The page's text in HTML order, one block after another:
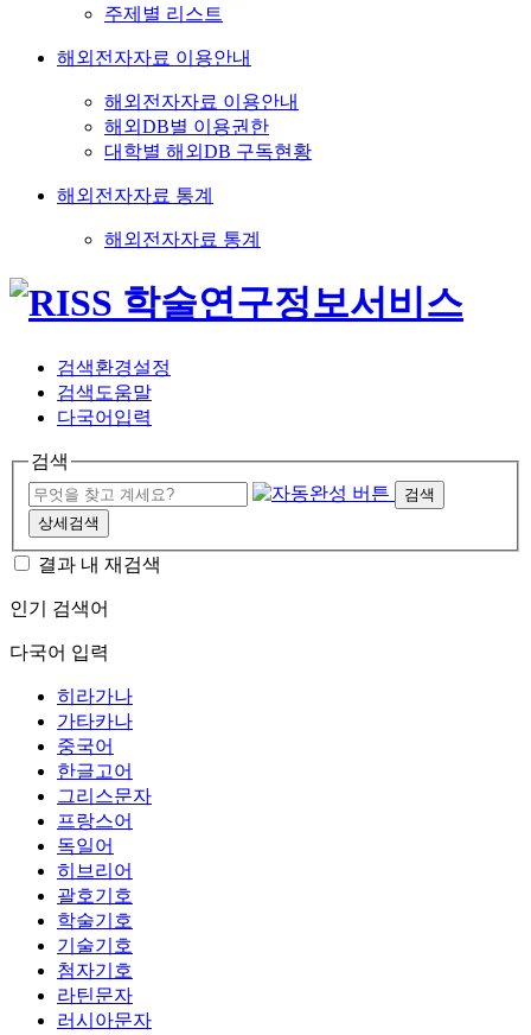
주제별 리스트
해외전자자료 이용안내
해외전자자료 이용안내
해외DB별 이용권한
대학별 해외DB 구독현황
해외전자자료 통계
해외전자자료 통계
검색환경설정
검색도움말
다국어입력
검색
검색
상세검색
결과 내 재검색
인기 검색어
다국어 입력
히라가나
가타카나
중국어
한글고어
그리스문자
프랑스어
독일어
히브리어
괄호기호
학술기호
기술기호
첨자기호
라틴문자
러시아문자